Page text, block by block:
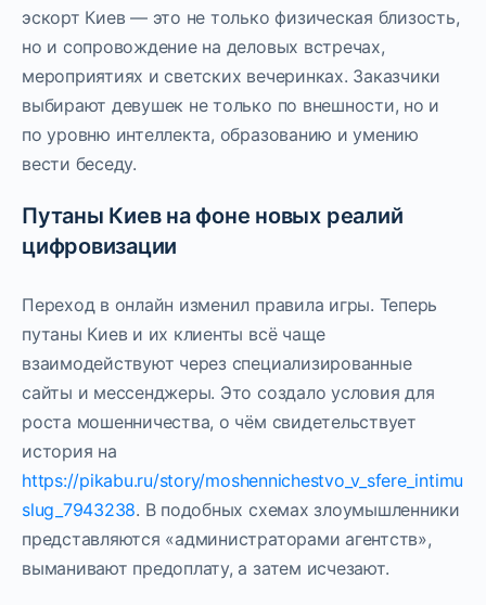
эскорт Киев — это не только физическая близость,
но и сопровождение на деловых встречах,
мероприятиях и светских вечеринках. Заказчики
выбирают девушек не только по внешности, но и
по уровню интеллекта, образованию и умению
вести беседу.
Путаны Киев на фоне новых реалий
цифровизации
Переход в онлайн изменил правила игры. Теперь
путаны Киев и их клиенты всё чаще
взаимодействуют через специализированные
сайты и мессенджеры. Это создало условия для
роста мошенничества, о чём свидетельствует
история на
https://pikabu.ru/story/moshennichestvo_v_sfere_intimu
slug_7943238. В подобных схемах злоумышленники
представляются «администраторами агентств»,
выманивают предоплату, а затем исчезают.